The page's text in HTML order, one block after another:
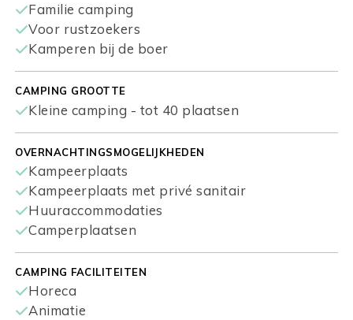
Familie camping
Voor rustzoekers
Kamperen bij de boer
CAMPING GROOTTE
Kleine camping - tot 40 plaatsen
OVERNACHTINGSMOGELIJKHEDEN
Kampeerplaats
Kampeerplaats met privé sanitair
Huuraccommodaties
Camperplaatsen
CAMPING FACILITEITEN
Horeca
Animatie